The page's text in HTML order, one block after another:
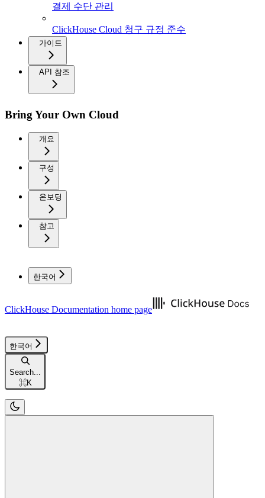
결제 수단 관리
ClickHouse Cloud 청구 규정 준수
가이드
API 참조
Bring Your Own Cloud
개요
구성
온보딩
참고
한국어
ClickHouse Documentation home page
한국어
Search...
⌘K